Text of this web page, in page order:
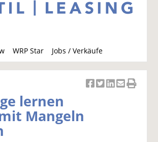
WRP Star Jobs / Verkäufe
u
c
lernen
Mangeln